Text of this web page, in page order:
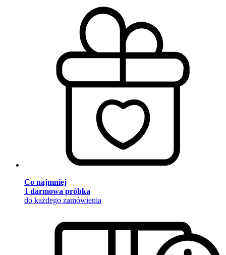
Co najmniej
1 darmowa próbka
do każdego zamówienia